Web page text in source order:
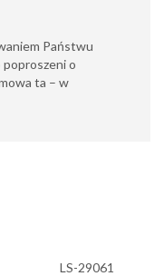
Państwu
o
ta – w
LS-29061